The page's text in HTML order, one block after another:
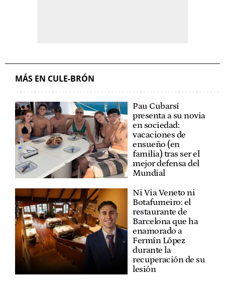
MÁS EN CULE-BRÓN
Pau Cubarsí
presenta a su novia
en sociedad:
vacaciones de
ensueño (en
familia) tras ser el
mejor defensa del
Mundial
Ni Via Veneto ni
Botafumeiro: el
restaurante de
Barcelona que ha
enamorado a
Fermín López
durante la
recuperación de su
lesión